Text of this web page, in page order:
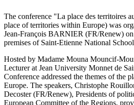
The conference "La place des territoires
place of territories within Europe) was
Jean-François BARNIER (FR/Renew)
premises of Saint-Etienne National
Hosted by Madame Mouna Mouncif-
Lecturer at Jean University Monnet de
Conference addressed the themes of the
Europe. The speakers, Christophe
Decoster (FR/Renew), Presidents of
European Committee of the Regions,